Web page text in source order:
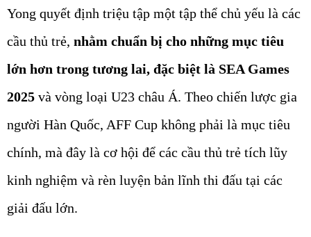
Yong quyết định triệu tập một tập thể chủ yếu là các
cầu thủ trẻ, nhằm chuẩn bị cho những mục tiêu
lớn hơn trong tương lai, đặc biệt là SEA Games
2025 và vòng loại U23 châu Á. Theo chiến lược gia
người Hàn Quốc, AFF Cup không phải là mục tiêu
chính, mà đây là cơ hội để các cầu thủ trẻ tích lũy
kinh nghiệm và rèn luyện bản lĩnh thi đấu tại các
giải đấu lớn.